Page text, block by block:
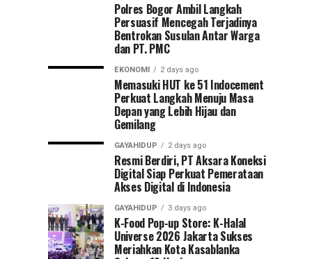
Polres Bogor Ambil Langkah
Persuasif Mencegah Terjadinya
Bentrokan Susulan Antar Warga
dan PT. PMC
EKONOMI 2 days ago
Memasuki HUT ke 51 Indocement
Perkuat Langkah Menuju Masa
Depan yang Lebih Hijau dan
Gemilang
GAYAHIDUP 2 days ago
Resmi Berdiri, PT Aksara Koneksi
Digital Siap Perkuat Pemerataan
Akses Digital di Indonesia
GAYAHIDUP 3 days ago
K-Food Pop-up Store: K-Halal
Universe 2026 Jakarta Sukses
Meriahkan Kota Kasablanka